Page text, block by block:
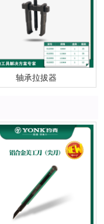
轴承拉拔器